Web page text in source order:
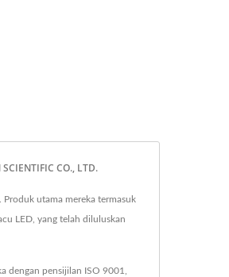
CO., LTD.
utama mereka termasuk
LED, yang telah diluluskan
dengan pensijilan ISO 9001,